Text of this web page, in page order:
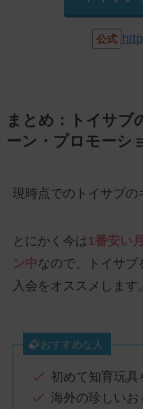
公式
まとめ：トイサブ
ーン・プロモーシ
現時点でのトイサブの
とにかく今は1番安い
ン中なので、トイサブ
入会をオススメします。
おすすめな人
初めて知育玩具
海外の珍しいお